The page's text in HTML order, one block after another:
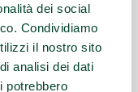
dei social
Condividiamo
il nostro sito
analisi dei dati
potrebbero
inDisabilità e sport